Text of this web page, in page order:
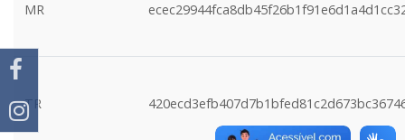
MR
TR